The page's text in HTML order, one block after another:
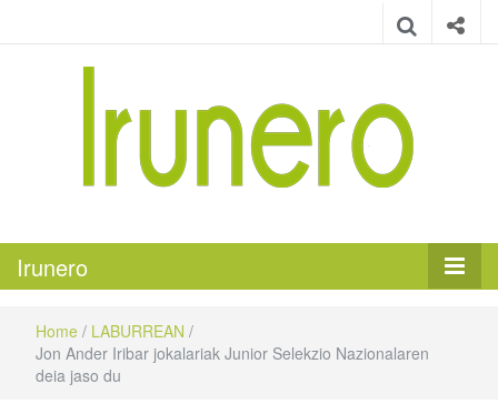
Irunero
Home / LABURREAN /
Jon Ander Iribar jokalariak Junior Selekzio Nazionalaren
deia jaso du